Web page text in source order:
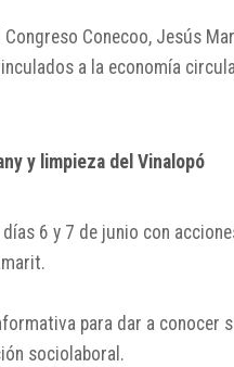
Congreso Conecoo, Jesús
a la economía
y limpieza del Vinalopó
6 y 7 de junio con
.
para dar a conocer
sociolaboral.